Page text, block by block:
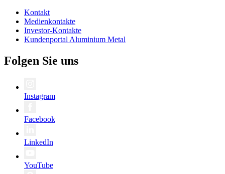
Kontakt
Medienkontakte
Investor-Kontakte
Kundenportal Aluminium Metal
Folgen Sie uns
Instagram
Facebook
LinkedIn
YouTube